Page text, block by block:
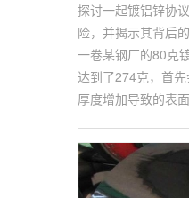
探讨一起镀铝锌协
险，并揭示其背后
一卷某钢厂的80克
达到了274克，首
厚度增加导致的表